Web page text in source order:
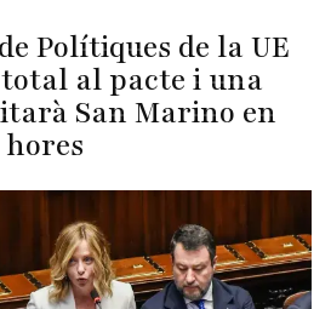
Polítiques de la UE
al pacte i una
San Marino en